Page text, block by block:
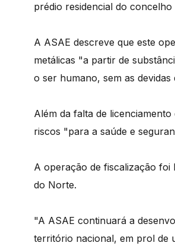
prédio residencial do
A ASAE descreve que este
metálicas "a partir de
o ser humano, sem as
Além da falta de
riscos "para a saúde e
A operação de fiscalização foi
do Norte.
"A ASAE continuará a
território nacional, em prol de